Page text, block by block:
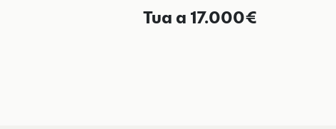
Tua a 17.000€